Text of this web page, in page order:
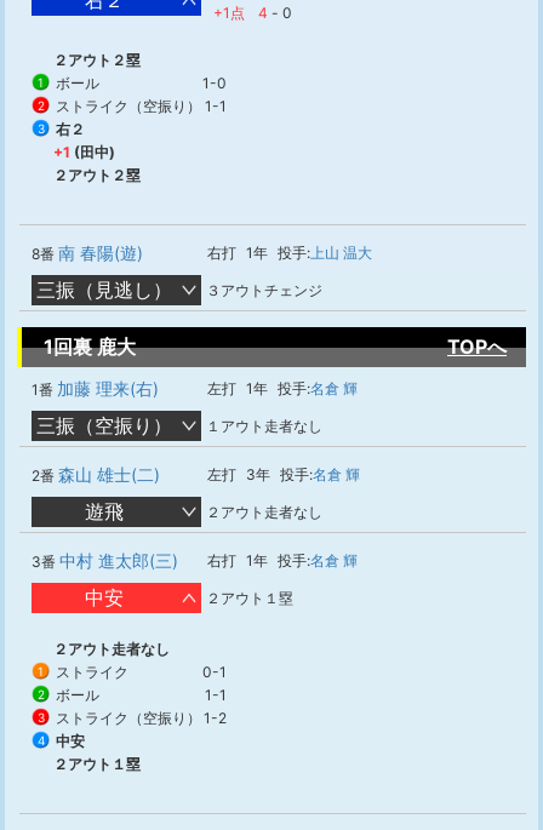
+1点 4 - 0
２アウト２塁
1 ボール 1-0
2 ストライク（空振り） 1-1
3
右２
+1 (田中)
２アウト２塁
8番 南 春陽(遊) 右打 1年 投手:上山 温大
三振（見逃し） ３アウトチェンジ
1回裏 鹿大 TOPへ
1番 加藤 理来(右) 左打 1年 投手:名倉 輝
三振（空振り） １アウト走者なし
2番 森山 雄士(二) 左打 3年 投手:名倉 輝
遊飛 ２アウト走者なし
3番 中村 進太郎(三) 右打 1年 投手:名倉 輝
中安 ２アウト１塁
２アウト走者なし
1 ストライク 0-1
2 ボール 1-1
3 ストライク（空振り） 1-2
4
中安
２アウト１塁